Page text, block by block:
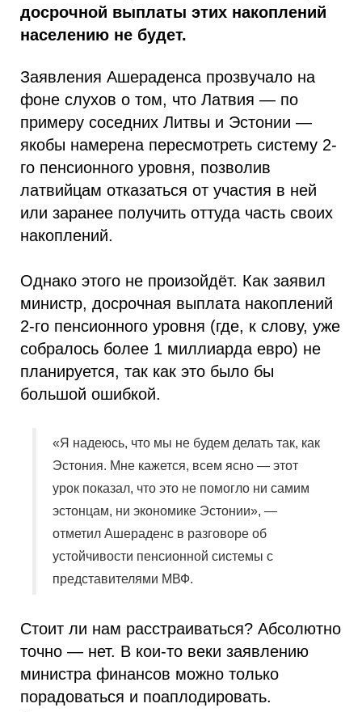
досрочной выплаты этих накоплений
населению не будет.
Заявления Ашераденса прозвучало на
фоне слухов о том, что Латвия — по
примеру соседних Литвы и Эстонии —
якобы намерена пересмотреть систему 2-
го пенсионного уровня, позволив
латвийцам отказаться от участия в ней
или заранее получить оттуда часть своих
накоплений.
Однако этого не произойдёт. Как заявил
министр, досрочная выплата накоплений
2-го пенсионного уровня (где, к слову, уже
собралось более 1 миллиарда евро) не
планируется, так как это было бы
большой ошибкой.
«Я надеюсь, что мы не будем делать так, как
Эстония. Мне кажется, всем ясно — этот
урок показал, что это не помогло ни самим
эстонцам, ни экономике Эстонии», —
отметил Ашераденс в разговоре об
устойчивости пенсионной системы с
представителями МВФ.
Стоит ли нам расстраиваться? Абсолютно
точно — нет. В кои-то веки заявлению
министра финансов можно только
порадоваться и поаплодировать.